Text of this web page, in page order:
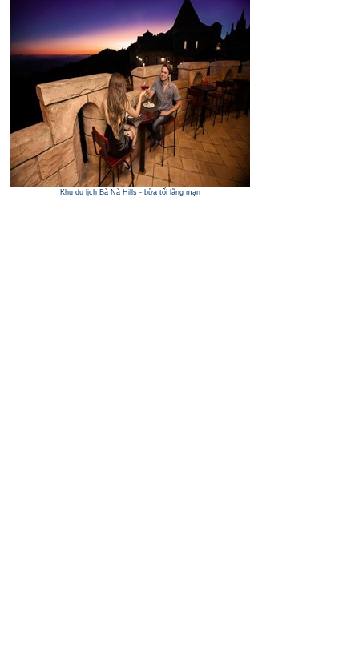
Khu du lịch Bà Nà Hills - bữa tối lãng mạn